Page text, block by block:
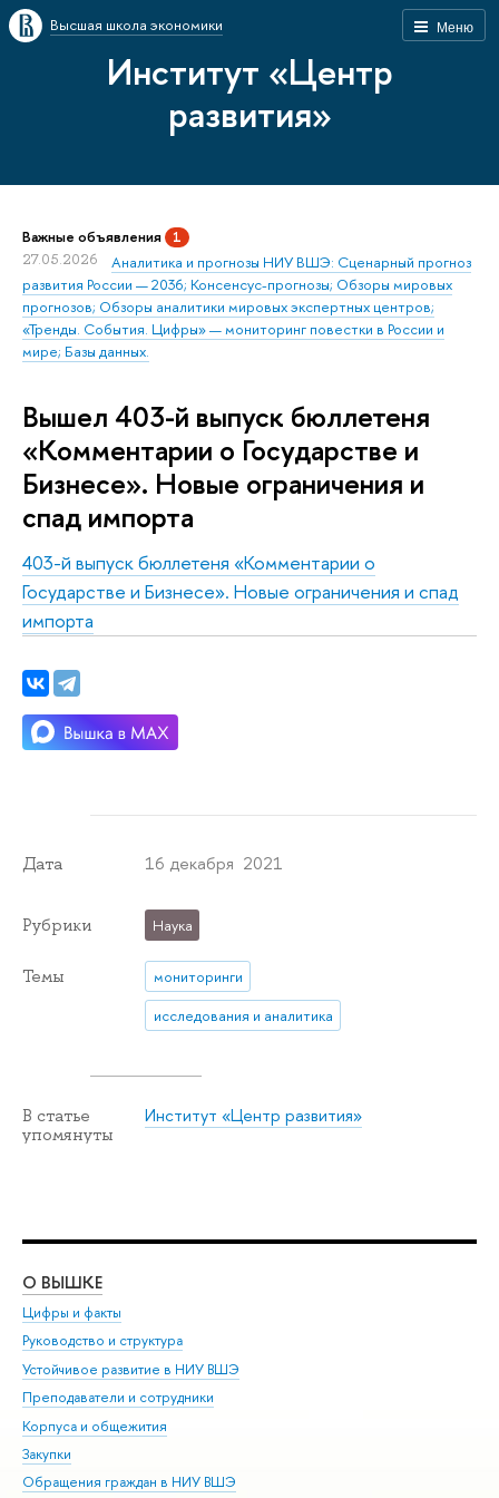
Меню
Высшая школа экономики
Институт «Центр
развития»
Важные объявления 1
27.05.2026
Аналитика и прогнозы НИУ ВШЭ: Сценарный прогноз
развития России — 2036; Консенсус-прогнозы; Обзоры мировых
прогнозов; Обзоры аналитики мировых экспертных центров;
«Тренды. События. Цифры» — мониторинг повестки в России и
мире; Базы данных.
Вышел 403-й выпуск бюллетеня
«Комментарии о Государстве и
Бизнесе». Новые ограничения и
спад импорта
403-й выпуск бюллетеня «Комментарии о
Государстве и Бизнесе». Новые ограничения и спад
импорта
Дата 16 декабря 2021
Рубрики Наука
Темы
мониторинги
исследования и аналитика
В статье
упомянуты
Институт «Центр развития»
О ВЫШКЕ
Цифры и факты
Руководство и структура
Устойчивое развитие в НИУ ВШЭ
Преподаватели и сотрудники
Корпуса и общежития
Закупки
Обращения граждан в НИУ ВШЭ